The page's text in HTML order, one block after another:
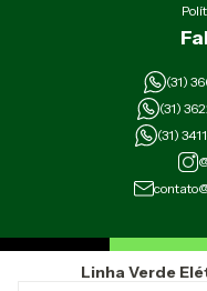
(31)
(31)
(31)
Linha Verde